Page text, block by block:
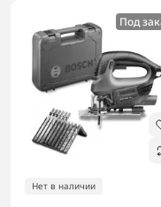
Под
Нет в наличии